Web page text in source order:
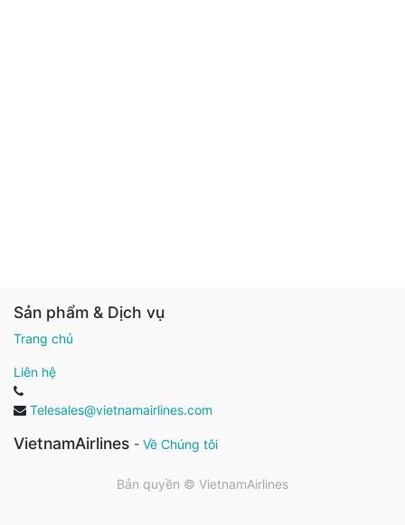
Sản phẩm & Dịch vụ
Trang chủ
Liên hệ
Telesales@vietnamairlines.com
VietnamAirlines - Về Chúng tôi
Bản quyền © VietnamAirlines